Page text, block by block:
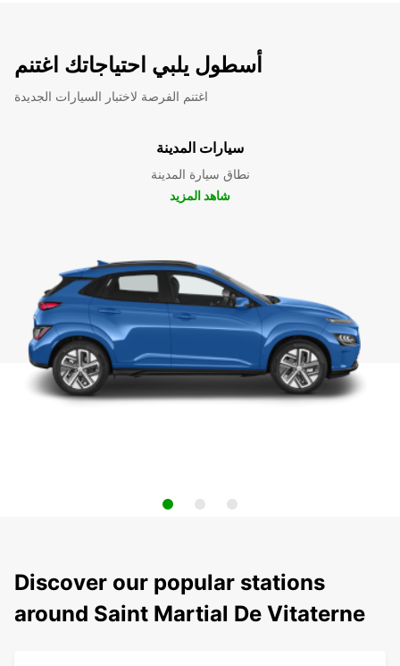
أسطول يلبي احتياجاتك اغتنم
اغتنم الفرصة لاختبار السيارات الجديدة
سيارات المدينة
نطاق سيارة المدينة
شاهد المزيد
Discover our popular stations
around Saint Martial De Vitaterne